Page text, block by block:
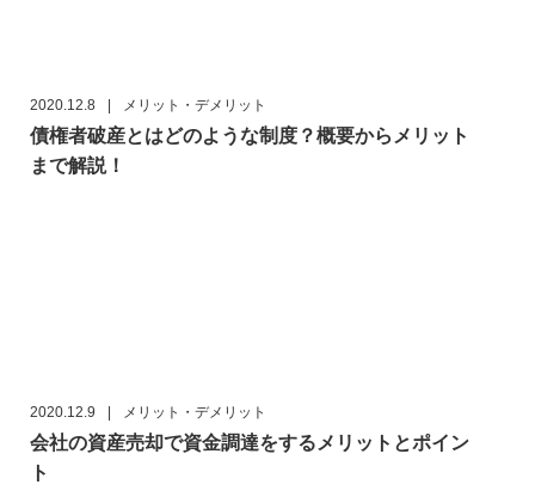
2020.12.8 メリット・デメリット
債権者破産とはどのような制度？概要からメリット
まで解説！
2020.12.9 メリット・デメリット
会社の資産売却で資金調達をするメリットとポイン
ト